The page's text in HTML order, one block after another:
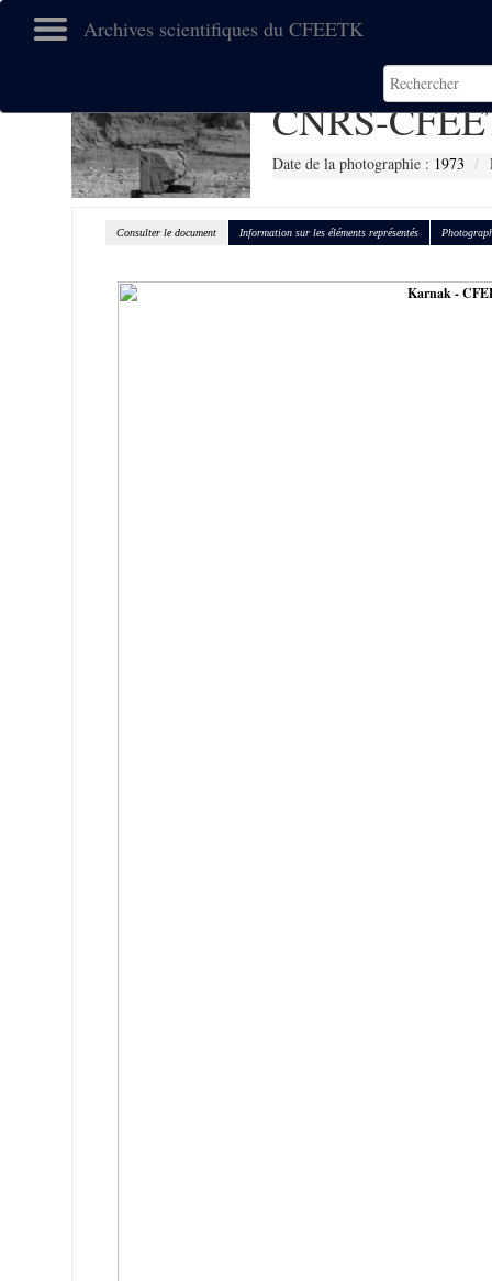
Archives scientifiques du CFEETK
CNRS-
Date de la photographie : 1973
Consulter le document Information sur les éléments représentés